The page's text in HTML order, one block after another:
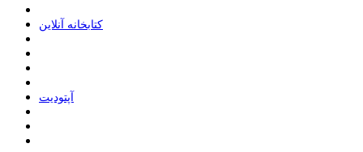
ﮐﺘﺎﺑﺨﺎﻧﻪ ﺁﻧﻼﯾﻦ
ﺁﭘﺘﻮﺩﯾﺖ